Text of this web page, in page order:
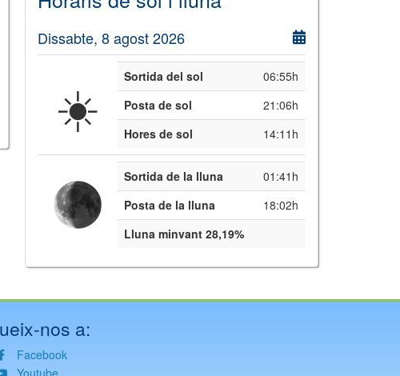
Dissabte, 8 agost 2026
☀️ Sortida del sol
06:55h
Posta de sol
21:06h
Hores de sol
14:11h
Sortida de la lluna
01:41h
Posta de la lluna
18:02h
Lluna minvant 28,19%
nos a:
Facebook
Youtube